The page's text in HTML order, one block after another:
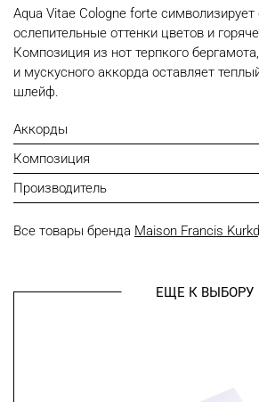
Aqua Vitae Cologne forte символизирует
ослепительные оттенки цветов и
Композиция из нот терпкого
и мускусного аккорда оставляет
шлейф.
Аккорды
Композиция
Производитель
Все товары бренда Maison Francis
ЕЩЕ К ВЫБОРУ